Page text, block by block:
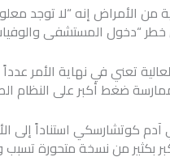
من الأمراض إنه “لا توجد
خطر “دخول المستشفى
تعني في نهاية الأمر
ضغط أكبر على النظام
من نسخة متحورة تسبب